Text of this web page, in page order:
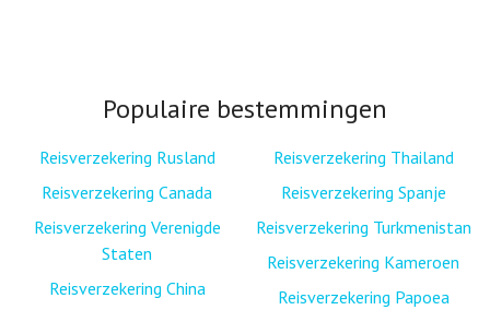
Populaire bestemmingen
Reisverzekering Rusland
Reisverzekering Canada
Reisverzekering Verenigde
Staten
Reisverzekering China
Reisverzekering Thailand
Reisverzekering Spanje
Reisverzekering Turkmenistan
Reisverzekering Kameroen
Reisverzekering Papoea